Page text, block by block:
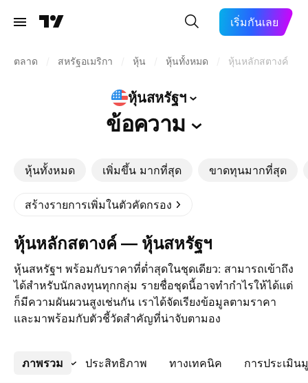
เริ่มกันเลย
ตลาด สหรัฐอเมริกา หุ้น หุ้นทั้งหมด หุ้นหลักสตางค์
หุ้นสหรัฐฯ
ข้อความ
หุ้นทั้งหมด เพิ่มขึ้น มากที่สุด ขาดทุนมากที่สุด
สร้างรายการเพิ่มในตัวคัดกรอง
หุ้นหลักสตางค์ — หุ้นสหรัฐฯ
หุ้นสหรัฐฯ พร้อมกับราคาที่ต่ำสุดในชุดเดียว: สามารถเข้าถึง
ได้สำหรับนักลงทุนทุกกลุ่ม รายชื่อชุดนี้อาจทำกำไรให้ได้แต่
ก็มีความผันผวนสูงเช่นกัน เราได้จัดเรียงข้อมูลตามราคา
และมาพร้อมกับตัวชี้วัดสำคัญที่น่าจับตามอง
ภาพรวม ประสิทธิภาพ ทางเทคนิค การประเมิน
เพิ่มเติม